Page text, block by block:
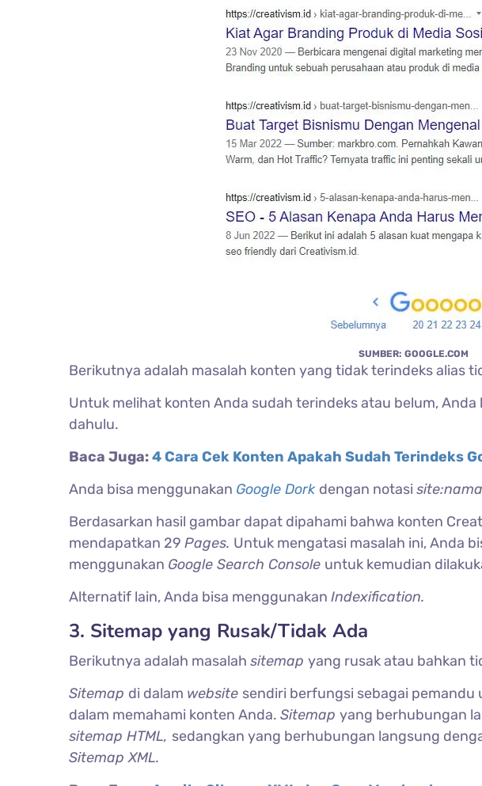
SUMBER: GOOGLE.COM
Berikutnya adalah masalah konten yang tidak terindeks alias
Untuk melihat konten Anda sudah terindeks atau belum,
dahulu.
Baca Juga:4 Cara Cek Konten Apakah Sudah Terindeks
Anda bisa menggunakan Google Dork dengan notasi
Berdasarkan hasil gambar dapat dipahami bahwa konten
mendapatkan 29 Pages. Untuk mengatasi masalah ini, Anda
menggunakan Google Search Console untuk kemudian
Alternatif lain, Anda bisa menggunakan Indexification.
3. Sitemap yang Rusak/Tidak Ada
Berikutnya adalah masalah sitemap yang rusak atau bahkan
Sitemap di dalam website sendiri berfungsi sebagai
dalam memahami konten Anda. Sitemap yang berhubungan
sitemap HTML, sedangkan yang berhubungan langsung
Sitemap XML.